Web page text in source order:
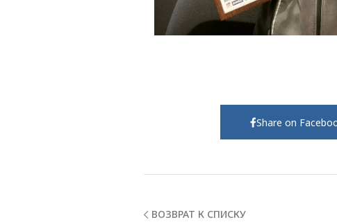
Share on
ВОЗВРАТ К СПИСКУ